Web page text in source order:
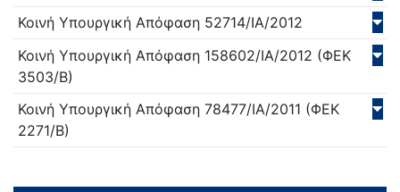
Κοινή Υπουργική Απόφαση 52714/ΙΑ/2012
Κοινή Υπουργική Απόφαση 158602/ΙΑ/2012 (ΦΕΚ
3503/Β)
Κοινή Υπουργική Απόφαση 78477/ΙΑ/2011 (ΦΕΚ
2271/Β)